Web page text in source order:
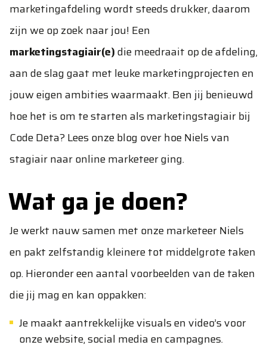
marketingafdeling wordt steeds drukker, daarom
zijn we op zoek naar jou! Een
marketingstagiair(e)die meedraait op de afdeling,
aan de slag gaat met leuke marketingprojecten en
jouw eigen ambities waarmaakt. Ben jij benieuwd
hoe het is om te starten als marketingstagiair bij
Code Deta? Lees onze blog over hoeNiels van
stagiair naar online marketeerging.
Wat ga je doen?
Je werkt nauw samen met onze marketeer Niels
en pakt zelfstandig kleinere tot middelgrote taken
op. Hieronder een aantal voorbeelden van de taken
die jij mag en kan oppakken:
Je maakt aantrekkelijke visuals en video’s voor
onze website, social media en campagnes.